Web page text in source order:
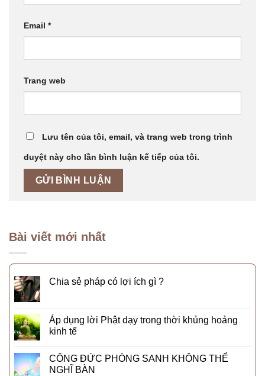
Email *
Trang web
Lưu tên của tôi, email, và trang web trong trình
duyệt này cho lần bình luận kế tiếp của tôi.
Bài viết mới nhất
Chia sẻ pháp có lợi ích gì ?
Áp dụng lời Phật dạy trong thời khủng hoảng
kinh tế
CÔNG ĐỨC PHÓNG SANH KHÔNG THỂ
NGHĨ BÀN